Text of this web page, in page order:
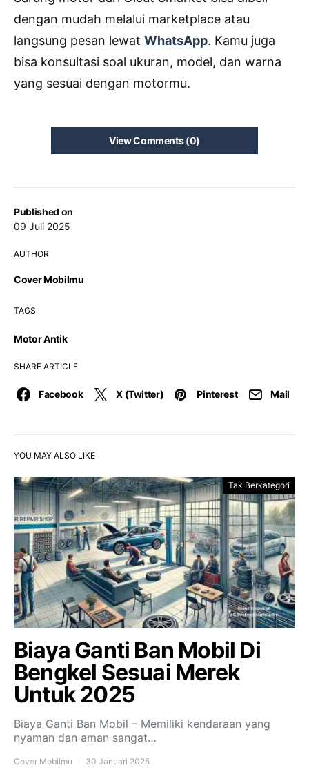
Published on
09 Juli 2025
AUTHOR
Cover Mobilmu
TAGS
Motor Antik
SHARE ARTICLE
Facebook X (Twitter) Pinterest Mail
dengan mudah melalui marketplace atau
langsung pesan lewat WhatsApp. Kamu juga
bisa konsultasi soal ukuran, model, dan warna
yang sesuai dengan motormu.
View Comments (0)
YOU MAY ALSO LIKE
Tak Berkategori
Biaya Ganti Ban Mobil Di
Bengkel Sesuai Merek
Untuk 2025
Biaya Ganti Ban Mobil – Memiliki kendaraan yang
nyaman dan aman sangat…
Cover Mobilmu 30 Januari 2025